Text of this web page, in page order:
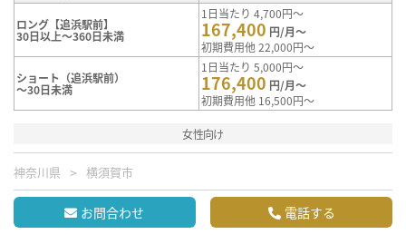
ロング【追浜駅前】
30日以上～360日未満
1日当たり 4,700円～
167,400 円/月～
初期費用他 22,000円～
ショート（追浜駅前）
～30日未満
1日当たり 5,000円～
176,400 円/月～
初期費用他 16,500円～
女性向け
神奈川県 横須賀市
お問合わせ 電話する